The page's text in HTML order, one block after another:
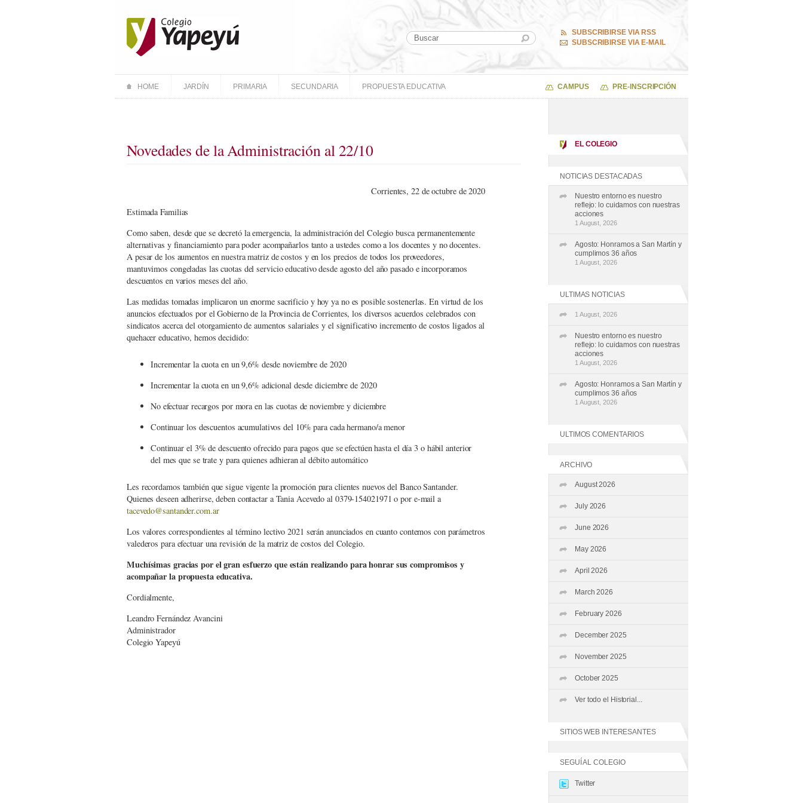
SUBSCRIBIRSE VIA RSS
SUBSCRIBIRSE VIA E-MAIL
HOME JARDÍN PRIMARIA SECUNDARIA PROPUESTA EDUCATIVA CAMPUS PRE-INSCRIPCIÓN
Novedades de la Administración al 22/10
Corrientes, 22 de octubre de 2020
Estimada Familias
Como saben, desde que se decretó la emergencia, la administración del Colegio busca permanentemente
alternativas y financiamiento para poder acompañarlos tanto a ustedes como a los docentes y no docentes.
A pesar de los aumentos en nuestra matriz de costos y en los precios de todos los proveedores,
mantuvimos congeladas las cuotas del servicio educativo desde agosto del año pasado e incorporamos
descuentos en varios meses del año.
Las medidas tomadas implicaron un enorme sacrificio y hoy ya no es posible sostenerlas. En virtud de los
anuncios efectuados por el Gobierno de la Provincia de Corrientes, los diversos acuerdos celebrados con
sindicatos acerca del otorgamiento de aumentos salariales y el significativo incremento de costos ligados al
quehacer educativo, hemos decidido:
Incrementar la cuota en un 9,6% desde noviembre de 2020
Incrementar la cuota en un 9,6% adicional desde diciembre de 2020
No efectuar recargos por mora en las cuotas de noviembre y diciembre
Continuar los descuentos acumulativos del 10% para cada hermano/a menor
Continuar el 3% de descuento ofrecido para pagos que se efectúen hasta el día 3 o hábil anterior
del mes que se trate y para quienes adhieran al débito automático
Les recordamos también que sigue vigente la promoción para clientes nuevos del Banco Santander.
Quienes deseen adherirse, deben contactar a Tania Acevedo al 0379-154021971 o por e-mail a
tacevedo@santander.com.ar
Los valores correspondientes al término lectivo 2021 serán anunciados en cuanto contemos con parámetros
valederos para efectuar una revisión de la matriz de costos del Colegio.
Muchísimas gracias por el gran esfuerzo que están realizando para honrar sus compromisos y
acompañar la propuesta educativa.
Cordialmente,
Leandro Fernández Avancini
Administrador
Colegio Yapeyú
EL COLEGIO
NOTICIAS DESTACADAS
Nuestro entorno es nuestro
reflejo: lo cuidamos con nuestras
acciones
1 August, 2026
Agosto: Honramos a San Martín y
cumplimos 36 años
1 August, 2026
ULTIMAS NOTICIAS
1 August, 2026
Nuestro entorno es nuestro
reflejo: lo cuidamos con nuestras
acciones
1 August, 2026
Agosto: Honramos a San Martín y
cumplimos 36 años
1 August, 2026
ULTIMOS COMENTARIOS
ARCHIVO
August 2026
July 2026
June 2026
May 2026
April 2026
March 2026
February 2026
December 2025
November 2025
October 2025
Ver todo el Historial...
SITIOS WEB INTERESANTES
SEGUÍ AL COLEGIO
Twitter